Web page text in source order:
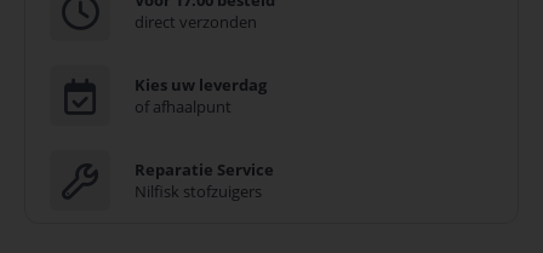
direct verzonden
Kies uw leverdag
of afhaalpunt
Reparatie Service
Nilfisk stofzuigers